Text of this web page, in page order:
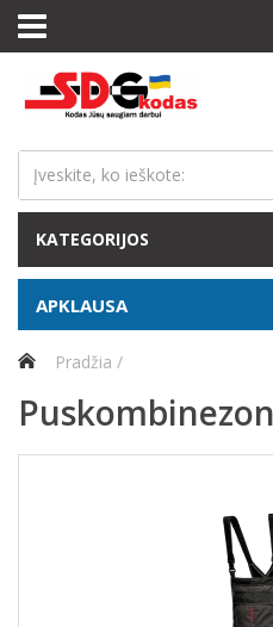
KATEGORIJOS
APKLAUSA
Pradžia